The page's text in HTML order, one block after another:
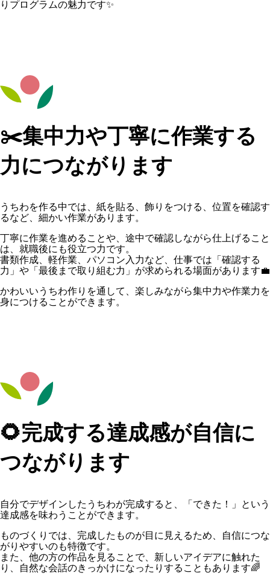
りプログラムの魅力です✨
✂️集中力や丁寧に作業する
力につながります
うちわを作る中では、紙を貼る、飾りをつける、位置を確認す
るなど、細かい作業があります。
丁寧に作業を進めることや、途中で確認しながら仕上げること
は、就職後にも役立つ力です。
書類作成、軽作業、パソコン入力など、仕事では「確認する
力」や「最後まで取り組む力」が求められる場面があります💼
かわいいうちわ作りを通して、楽しみながら集中力や作業力を
身につけることができます。
🌻完成する達成感が自信に
つながります
自分でデザインしたうちわが完成すると、「できた！」という
達成感を味わうことができます。
ものづくりでは、完成したものが目に見えるため、自信につな
がりやすいのも特徴です。
また、他の方の作品を見ることで、新しいアイデアに触れた
り、自然な会話のきっかけになったりすることもあります🌈